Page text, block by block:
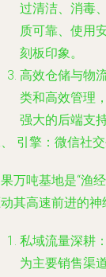
过清洁、消毒
质可靠、使用
刻板印象。
高效仓储与物
类和高效管理
强大的后端支持
引擎：微信社
万吨基地是“渔
其高速前进的神
私域流量深耕
为主要销售渠